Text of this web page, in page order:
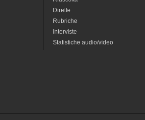
Dirette
Rubriche
Interviste
Statistiche audio/video